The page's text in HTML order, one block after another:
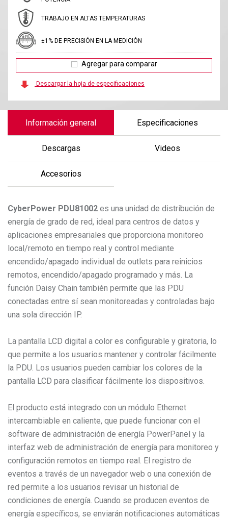
TRABAJO EN ALTAS TEMPERATURAS
±1% DE PRECISIÓN EN LA MEDICIÓN
Agregar para comparar
Descargar la hoja de especificaciones
Información general Especificaciones
Descargas Videos
Accesorios
CyberPower PDU81002 es una unidad de distribución de
energía de grado de red, ideal para centros de datos y
aplicaciones empresariales que proporciona monitoreo
local/remoto en tiempo real y control mediante
encendido/apagado individual de outlets para reinicios
remotos, encendido/apagado programado y más. La
función Daisy Chain también permite que las PDU
conectadas entre sí sean monitoreadas y controladas bajo
una sola dirección IP.
La pantalla LCD digital a color es configurable y giratoria, lo
que permite a los usuarios mantener y controlar fácilmente
la PDU. Los usuarios pueden cambiar los colores de la
pantalla LCD para clasificar fácilmente los dispositivos.
El producto está integrado con un módulo Ethernet
intercambiable en caliente, que puede funcionar con el
software de administración de energía PowerPanel y la
interfaz web de administración de energía para monitoreo y
configuración remotos en tiempo real. El registro de
eventos a través de un navegador web o una conexión de
red permite a los usuarios revisar un historial de
condiciones de energía. Cuando se producen eventos de
energía específicos, se enviarán notificaciones automáticas